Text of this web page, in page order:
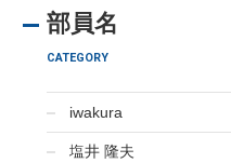
部員名
CATEGORY
iwakura
塩井 隆夫